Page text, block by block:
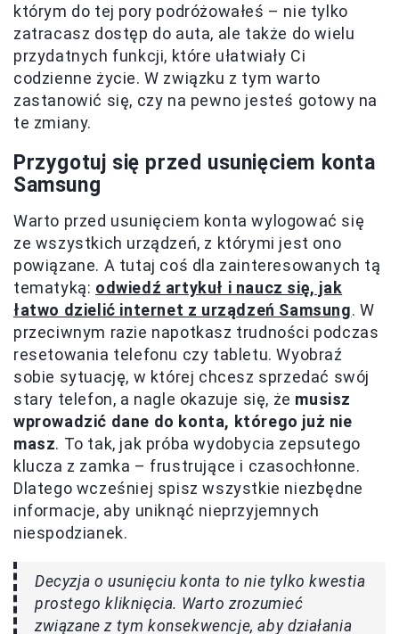
którym do tej pory podróżowałeś – nie tylko
zatracasz dostęp do auta, ale także do wielu
przydatnych funkcji, które ułatwiały Ci
codzienne życie. W związku z tym warto
zastanowić się, czy na pewno jesteś gotowy na
te zmiany.
Przygotuj się przed usunięciem konta
Samsung
Warto przed usunięciem konta wylogować się
ze wszystkich urządzeń, z którymi jest ono
powiązane. A tutaj coś dla zainteresowanych tą
tematyką: odwiedź artykuł i naucz się, jak
łatwo dzielić internet z urządzeń Samsung. W
przeciwnym razie napotkasz trudności podczas
resetowania telefonu czy tabletu. Wyobraź
sobie sytuację, w której chcesz sprzedać swój
stary telefon, a nagle okazuje się, że musisz
wprowadzić dane do konta, którego już nie
masz. To tak, jak próba wydobycia zepsutego
klucza z zamka – frustrujące i czasochłonne.
Dlatego wcześniej spisz wszystkie niezbędne
informacje, aby uniknąć nieprzyjemnych
niespodzianek.
Decyzja o usunięciu konta to nie tylko kwestia
prostego kliknięcia. Warto zrozumieć
związane z tym konsekwencje, aby działania